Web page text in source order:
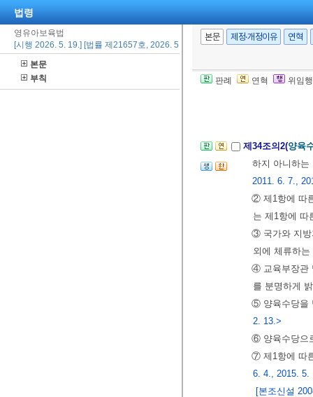
법령
영유아보육법
[시행 2026. 5. 19.] [법률 제21657호, 2026. 5. 19., 일부개정]
본문
부칙
본문 제정·개정이유 연혁
판례 연혁 위임
앙보육정책위
⑧ 제7항에 따
12. 26.>
제34조의2(양육
하지 아니하
2011. 6. 7.,
② 제1항에 따
는 제1항에
③ 국가와 지방
외에 체류하
④ 교육부장관
를 분명하게
⑤ 양육수당을
2. 13.>
⑥ 양육수당으
⑦ 제1항에 따
6. 4., 2015. 5.
[본조신설